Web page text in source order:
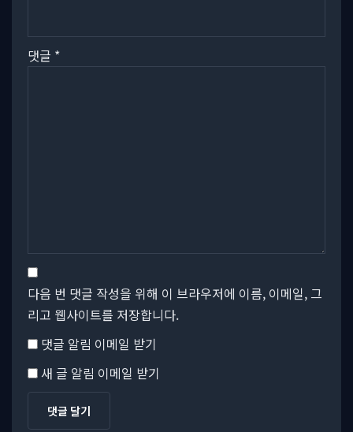
댓글 *
다음 번 댓글 작성을 위해 이 브라우저에 이름, 이메일, 그
리고 웹사이트를 저장합니다.
댓글 알림 이메일 받기
새 글 알림 이메일 받기